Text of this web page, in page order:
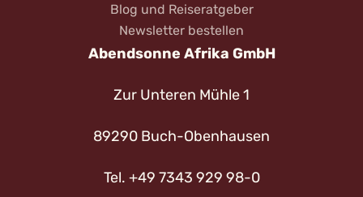
Blog und Reiseratgeber
Newsletter bestellen
Abendsonne Afrika GmbH
Zur Unteren Mühle 1
89290 Buch-Obenhausen
Tel. +49 7343 929 98-0